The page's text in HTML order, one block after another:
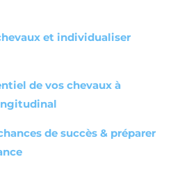
et individualiser
de vos chevaux à
de succès & préparer